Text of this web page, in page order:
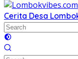
Cerita Desa